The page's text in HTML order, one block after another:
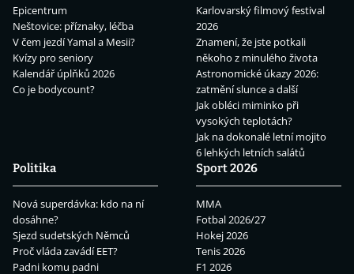
Epicentrum
Neštovice: příznaky, léčba
V čem jezdí Yamal a Mesii?
Kvízy pro seniory
Kalendář úplňků 2026
Co je bodycount?
Karlovarský filmový festival
2026
Znamení, že jste potkali
někoho z minulého života
Astronomické úkazy 2026:
zatmění slunce a další
Jak obléci miminko při
vysokých teplotách?
Jak na dokonalé letní mojito
6 lehkých letních salátů
Politika
Nová superdávka: kdo na ní
dosáhne?
Sjezd sudetských Němců
Proč vláda zavádí EET?
Padni komu padni
Sport 2026
MMA
Fotbal 2026/27
Hokej 2026
Tenis 2026
F1 2026